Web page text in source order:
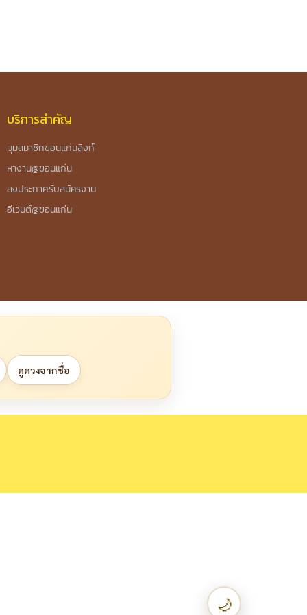
บริการสำคัญ
มุมสมาชิกขอนแก่นลิงก์
หางาน@ขอนแก่น
ลงประกาศรับสมัครงาน
อีเวนต์@ขอนแก่น
ดูดวงจากชื่อ
🌙เปลี่ยนเป็น